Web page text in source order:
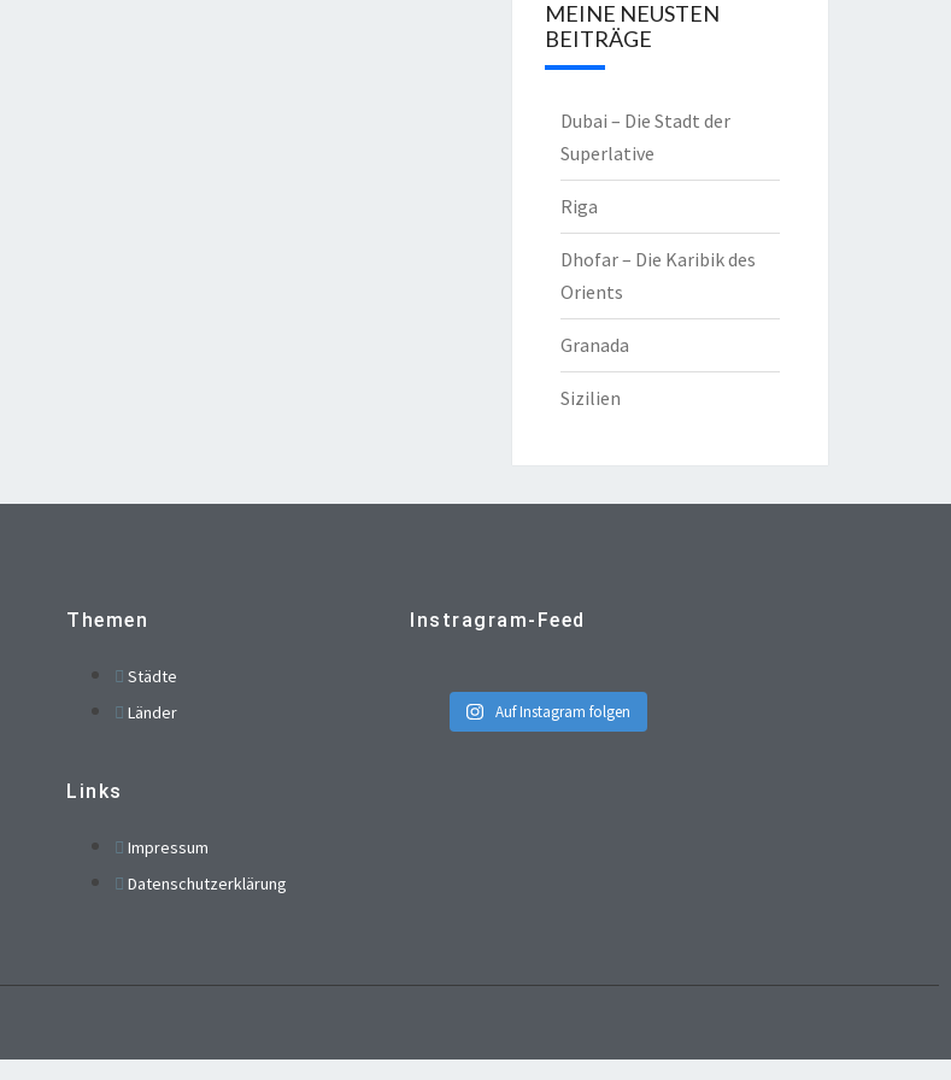
MEINE NEUSTEN
BEITRÄGE
Dubai – Die Stadt der
Superlative
Riga
Dhofar – Die Karibik des
Orients
Granada
Sizilien
Themen
Städte
Länder
Links
Impressum
Datenschutzerklärung
Instragram-Feed
Auf Instagram folgen